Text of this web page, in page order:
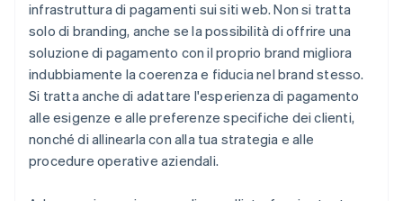
infrastruttura di pagamenti sui siti web. Non si tratta
solo di branding, anche se la possibilità di offrire una
soluzione di pagamento con il proprio brand migliora
indubbiamente la coerenza e fiducia nel brand stesso.
Si tratta anche di adattare l'esperienza di pagamento
alle esigenze e alle preferenze specifiche dei clienti,
nonché di allinearla con alla tua strategia e alle
procedure operative aziendali.